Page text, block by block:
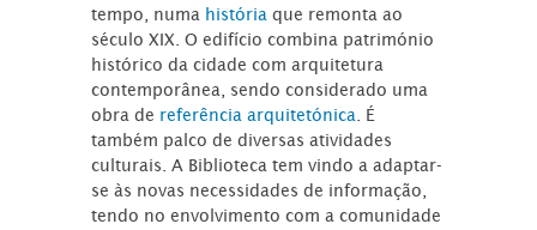
tempo, numa história que remonta ao
século XIX. O edifício combina património
histórico da cidade com arquitetura
contemporânea, sendo considerado uma
obra de referência arquitetónica . É
também palco de diversas atividades
culturais. A Biblioteca tem vindo a adaptar-
se às novas necessidades de informação,
tendo no envolvimento com a comunidade